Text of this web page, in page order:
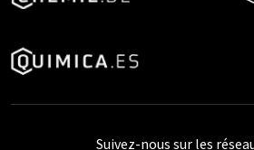
Suivez-nous sur les